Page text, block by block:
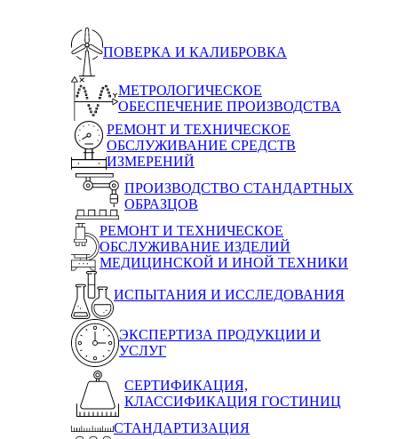
ПОВЕРКА И КАЛИБРОВКА
МЕТРОЛОГИЧЕСКОЕ
ОБЕСПЕЧЕНИЕ ПРОИЗВОДСТВА
РЕМОНТ И ТЕХНИЧЕСКОЕ
ОБСЛУЖИВАНИЕ СРЕДСТВ
ИЗМЕРЕНИЙ
ПРОИЗВОДСТВО СТАНДАРТНЫХ
ОБРАЗЦОВ
РЕМОНТ И ТЕХНИЧЕСКОЕ
ОБСЛУЖИВАНИЕ ИЗДЕЛИЙ
МЕДИЦИНСКОЙ И ИНОЙ ТЕХНИКИ
ИСПЫТАНИЯ И ИССЛЕДОВАНИЯ
ЭКСПЕРТИЗА ПРОДУКЦИИ И
УСЛУГ
СЕРТИФИКАЦИЯ,
КЛАССИФИКАЦИЯ ГОСТИНИЦ
СТАНДАРТИЗАЦИЯ